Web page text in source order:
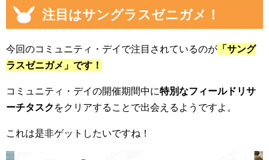
注目はサングラスゼニガメ！
今回のコミュニティ・デイで注目されているのが 「サング
ラスゼニガメ」です！
コミュニティ・デイの開催期間中に特別なフィールドリサ
ーチタスク をクリアすることで出会えるようですよ。
これは是非ゲットしたいですね！